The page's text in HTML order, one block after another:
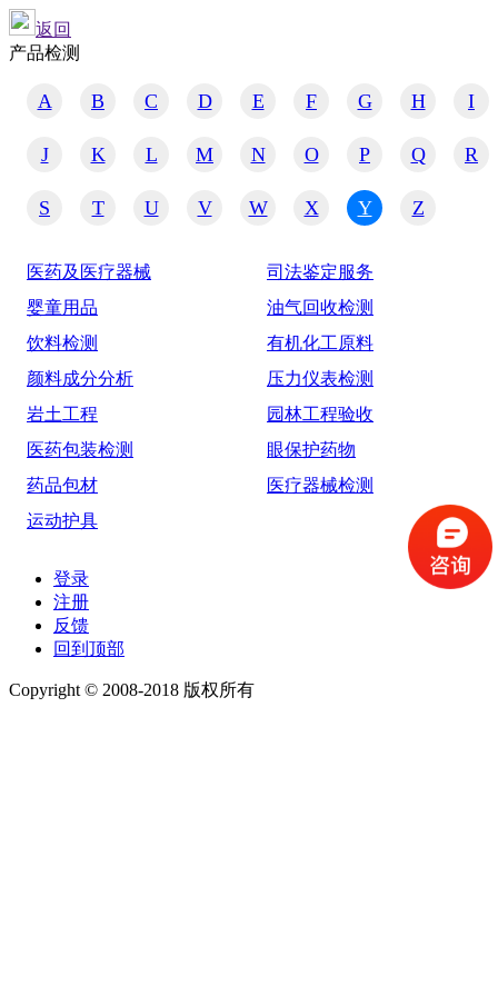
返回
产品检测
A B C D E F G H I
J K L M N O P Q R
S T U V W X Y Z
医药及医疗器械
司法鉴定服务
婴童用品
油气回收检测
饮料检测
有机化工原料
颜料成分分析
压力仪表检测
岩土工程
园林工程验收
医药包装检测
眼保护药物
药品包材
医疗器械检测
运动护具
登录
注册
反馈
回到顶部
Copyright © 2008-2018 版权所有